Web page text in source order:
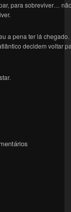
para sobreviver…
a pena ter lá chegado.
decidem voltar